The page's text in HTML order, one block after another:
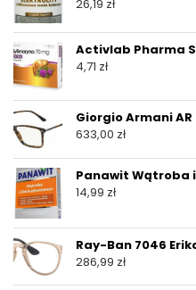
26,19 zł
Activlab Pharma
4,71 zł
Giorgio Armani AR
633,00 zł
Panawit Wątroba
14,99 zł
Ray-Ban 7046
286,99 zł